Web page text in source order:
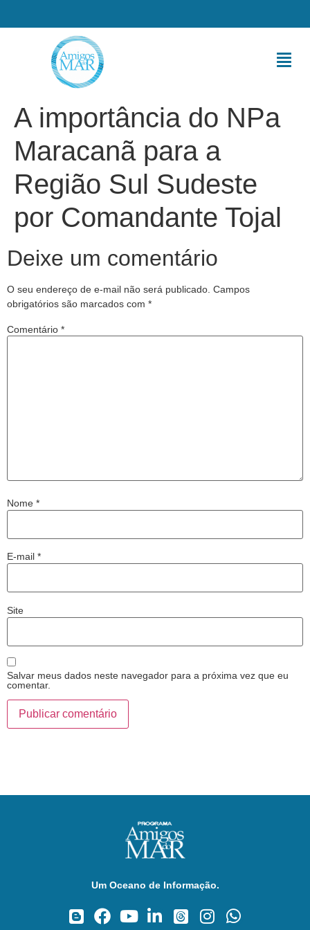
A importância do NPa
Maracanã para a
Região Sul Sudeste
por Comandante Tojal
Deixe um comentário
O seu endereço de e-mail não será publicado. Campos
obrigatórios são marcados com *
Comentário *
Nome *
E-mail *
Site
Salvar meus dados neste navegador para a próxima vez que eu
comentar.
Um Oceano de Informação.